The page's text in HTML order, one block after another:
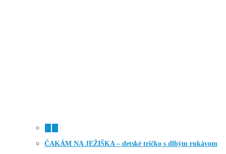
ČAKÁM NA JEŽIŠKA – detské tričko s dlhým rukávom